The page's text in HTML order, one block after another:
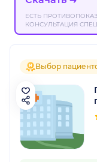
ЕСТЬ
КОНСУЛЬТАЦИЯ
Выбор